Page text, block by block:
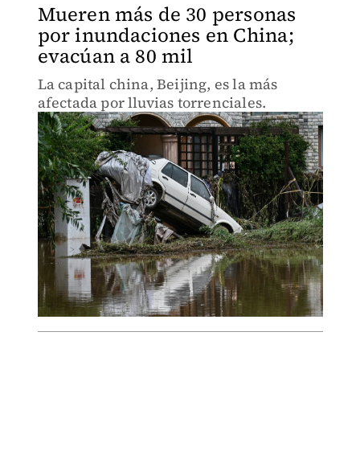
Mueren más de 30 personas
por inundaciones en China;
evacúan a 80 mil
La capital china, Beijing, es la más
afectada por lluvias torrenciales.